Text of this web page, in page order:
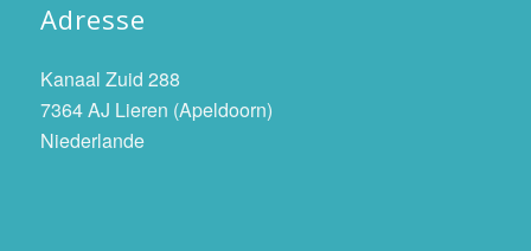
Adresse
Kanaal Zuid 288
7364 AJ Lieren (Apeldoorn)
Niederlande